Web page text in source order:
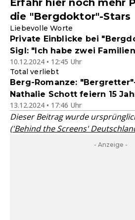
Erfahr hier noch mehr
die "Bergdoktor"-Stars
Liebevolle Worte
Private Einblicke bei
Sigl: "Ich habe zwei
10.12.2024 • 12:45 Uhr
Total verliebt
Berg-Romanze:
Nathalie Schott feiern 15
13.12.2024 • 17:46 Uhr
Dieser Beitrag wurde
('Behind the Screens'
- Anzeige -